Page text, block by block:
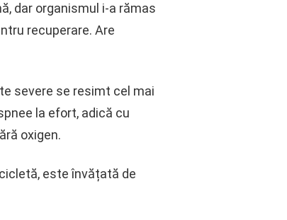
dar organismul i-a rămas
recuperare. Are
severe se resimt cel mai
la efort, adică cu
oxigen.
este învățată de